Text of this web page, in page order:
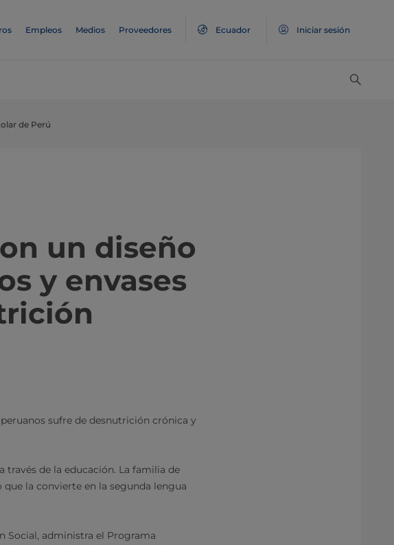
Empleos Medios Proveedores Ecuador Iniciar sesión
de Perú
un diseño
y envases
sufre de desnutrición crónica y
través de la educación. La familia de
la convierte en la segunda lengua
Social, administra el Programa